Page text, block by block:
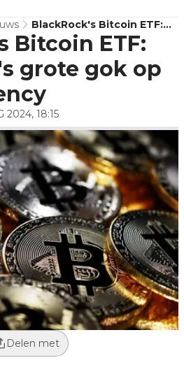
BlackRock's Bitcoin ETF:
Wall Street's Grote Gok Op
Cryptocurrency
Bitcoin ETF:
grote gok op
2024, 18:15
Delen met